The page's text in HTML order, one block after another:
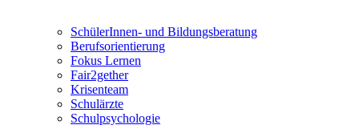
SchülerInnen- und Bildungsberatung
Berufsorientierung
Fokus Lernen
Fair2gether
Krisenteam
Schulärzte
Schulpsychologie